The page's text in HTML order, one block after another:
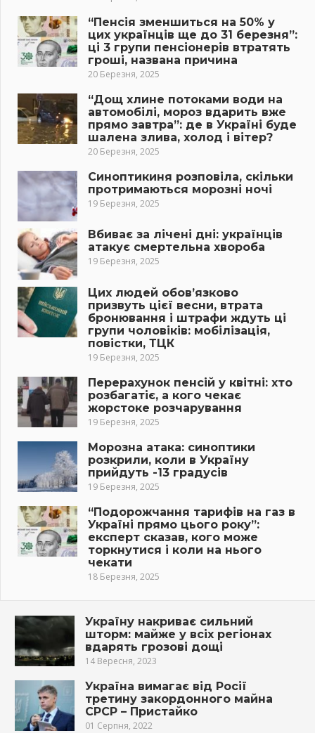
“Пенсія зменшиться на 50% у
цих українців ще до 31 березня”:
ці 3 групи пенсіонерів втратять
гроші, названа причина
20 Березня, 2025
“Дощ хлине потоками води на
автомобілі, мороз вдарить вже
прямо завтра”: де в Україні буде
шалена злива, холод і вітер?
20 Березня, 2025
Синоптикиня розповіла, скільки
протримаються морозні ночі
19 Березня, 2025
Вбиває за лічені дні: українців
атакує смертельна хвороба
19 Березня, 2025
Цих людей обов’язково
призвуть цієї весни, втрата
бронювання і штрафи ждуть ці
групи чоловіків: мобілізація,
повістки, ТЦК
19 Березня, 2025
Перерахунок пенсій у квітні: хто
розбагатіє, а кого чекає
жорстоке розчарування
19 Березня, 2025
Морозна атака: синоптики
розкрили, коли в Україну
прийдуть -13 градусів
19 Березня, 2025
“Подорожчання тарифів на газ в
Україні прямо цього року”:
експерт сказав, кого може
торкнутися і коли на нього
чекати
18 Березня, 2025
Україну накриває сильний
шторм: майже у всіх регіонах
вдарять грозові дощі
14 Вересня, 2023
Україна вимагає від Росії
третину закордонного майна
СРСР – Пристайко
01 Серпня, 2022